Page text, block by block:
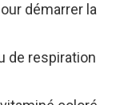
démarrer la
de respiration